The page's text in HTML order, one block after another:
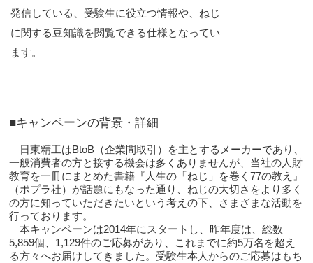
発信している、受験生に役立つ情報や、ねじ
に関する豆知識を閲覧できる仕様となってい
ます。
■キャンペーンの背景・詳細
日東精工はBtoB（企業間取引）を主とするメーカーであり、
一般消費者の方と接する機会は多くありませんが、当社の人財
教育を一冊にまとめた書籍『人生の「ねじ」を巻く77の教え』
（ポプラ社）が話題にもなった通り、ねじの大切さをより多く
の方に知っていただきたいという考えの下、さまざまな活動を
行っております。
本キャンペーンは2014年にスタートし、昨年度は、総数
5,859個、1,129件のご応募があり、これまでに約5万名を超え
る方々へお届けしてきました。受験生本人からのご応募はもち